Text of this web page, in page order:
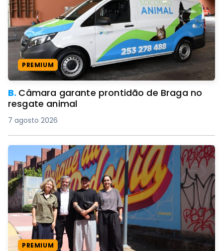
PREMIUM
B. Câmara garante prontidão de Braga no
resgate animal
7 agosto 2026
PREMIUM